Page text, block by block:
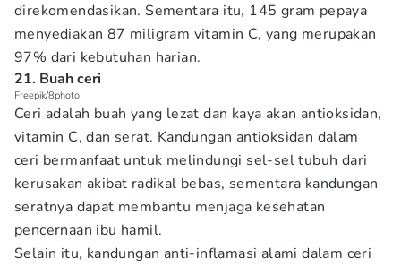
direkomendasikan. Sementara itu, 145 gram pepaya
menyediakan 87 miligram vitamin C, yang merupakan
97% dari kebutuhan harian.
21. Buah ceri
Freepik/8photo
Ceri adalah buah yang lezat dan kaya akan antioksidan,
vitamin C, dan serat. Kandungan antioksidan dalam
ceri bermanfaat untuk melindungi sel-sel tubuh dari
kerusakan akibat radikal bebas, sementara kandungan
seratnya dapat membantu menjaga kesehatan
pencernaan ibu hamil.
Selain itu, kandungan anti-inflamasi alami dalam ceri